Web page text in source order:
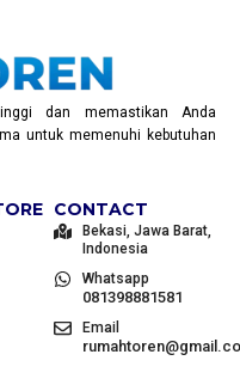
dan memastikan Anda
untuk memenuhi kebutuhan
CONTACT
Bekasi, Jawa Barat,
Indonesia
Whatsapp
081398881581
Email